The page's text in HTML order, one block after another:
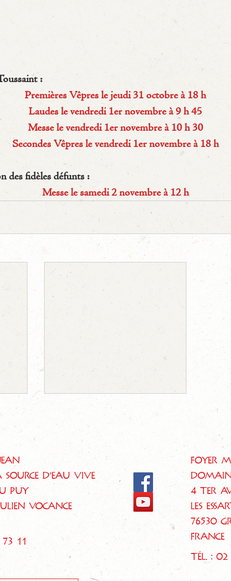
:
Premières Vêpres le jeudi 31 octobre à 18 h
Laudes le vendredi 1er novembre à 9 h 45
Messe le vendredi 1er novembre à 10 h 30
Secondes Vêpres le vendredi 1er novembre à 18 h
des fidèles défunts :
Messe le samedi 2 novembre à 12 h
“Marie, cette inconnue...”
d'Eau Vive
Puy
VOCANCE
11
Foyer
4 ter
Les
76530
FRANCE
Tél. : 02